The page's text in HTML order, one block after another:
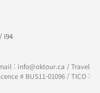
/ I94
: info@oktour.ca / Travel
# BUS11-01096 / TICO :